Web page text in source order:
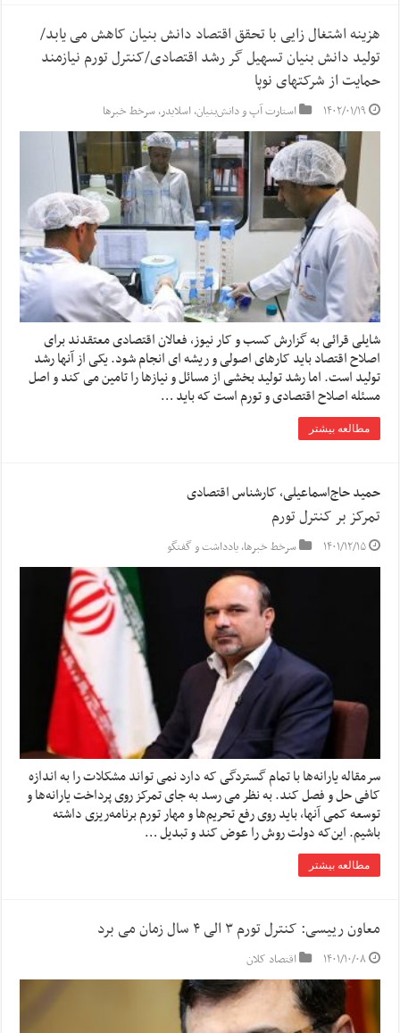
هزینه اشتغال زایی با تحقق اقتصاد دانش بنیان کاهش می یابد/
تولید دانش بنیان تسهیل گر رشد اقتصادی/کنترل تورم نیازمند
حمایت از شرکتهای نوپا
۱۴۰۲/۰۱/۱۹ استارت آپ‌ و دانش‌بنیان‌,اسلایدر,سرخط خبرها
شایلی قرائی به گزارش کسب و کار نیوز، فعالان اقتصادی معتقدند برای
اصلاح اقتصاد باید کارهای اصولی و ریشه ای انجام شود. یکی از آنها رشد
تولید است. اما رشد تولید بخشی از مسائل و نیازها را تامین می کند و اصل
مسئله اصلاح اقتصادی و تورم است که باید …
مطالعه بیشتر
حمید حاج‌اسماعیلی، کارشناس اقتصادی
تمرکز بر کنترل تورم
۱۴۰۱/۱۲/۱۵ سرخط خبرها,یادداشت و گفتگو
سرمقاله یارانه‌ها با تمام گستردگی که دارد نمی تواند مشکلات را به اندازه
کافی حل و فصل کند. به نظر می رسد به جای تمرکز روی پرداخت یارانه‌ها و
توسعه کمی آنها، باید روی رفع تحریم‌ها و مهار تورم برنامه‌ریزی داشته
باشیم. این‌که دولت روش را عوض کند و تبدیل …
مطالعه بیشتر
معاون رییسی: کنترل تورم ۳ الی ۴ سال زمان می برد
۱۴۰۱/۱۰/۰۸ اقتصاد کلان